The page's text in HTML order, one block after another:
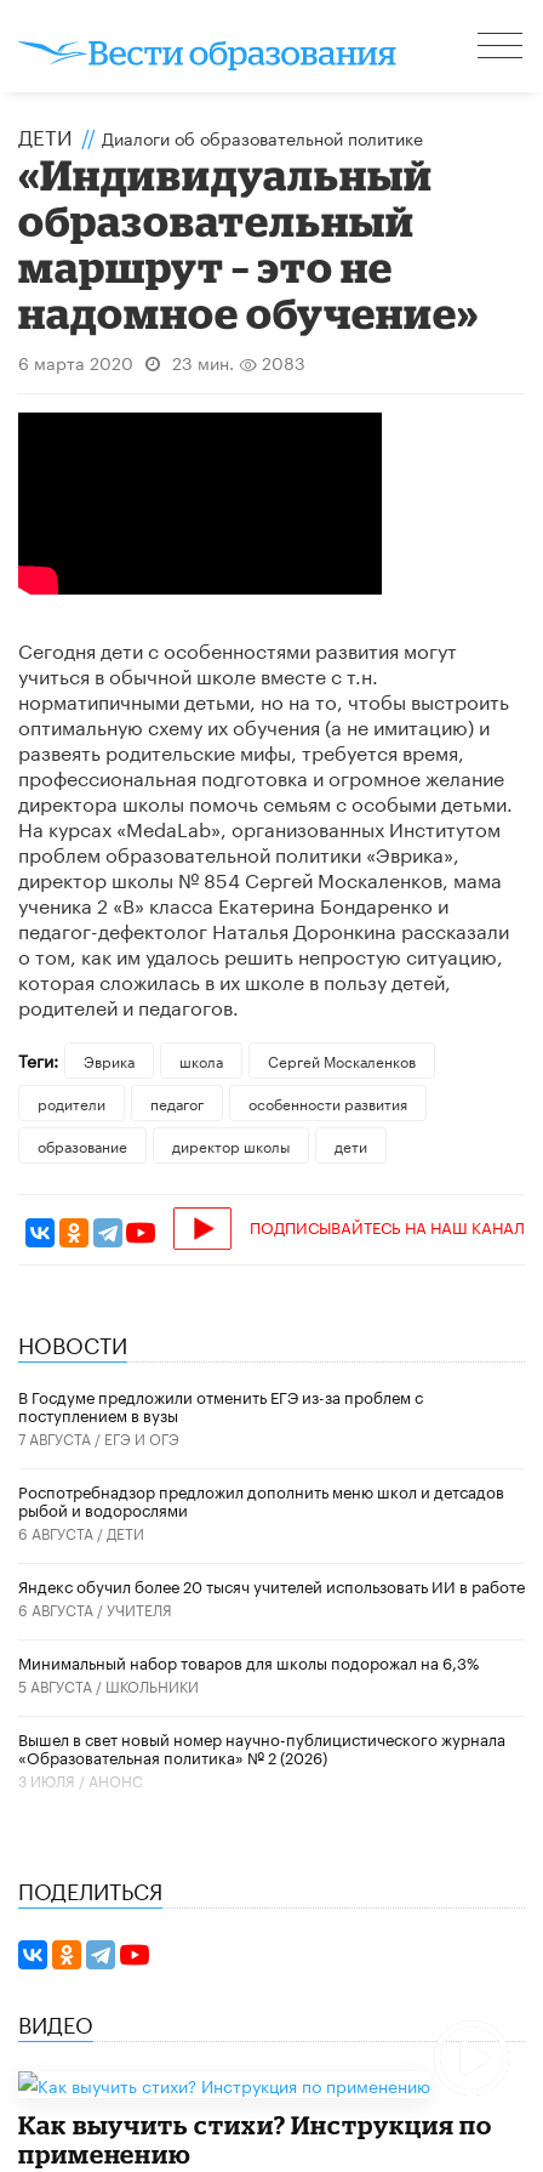
ДЕТИ // Диалоги об образовательной политике
«Индивидуальный
образовательный
маршрут – это не
надомное обучение»
6 марта 2020 23 мин. 2083
Сегодня дети с особенностями развития могут
учиться в обычной школе вместе с т.н.
норматипичными детьми, но на то, чтобы выстроить
оптимальную схему их обучения (а не имитацию) и
развеять родительские мифы, требуется время,
профессиональная подготовка и огромное желание
директора школы помочь семьям с особыми детьми.
На курсах «MedaLab», организованных Институтом
проблем образовательной политики «Эврика»,
директор школы № 854 Сергей Москаленков, мама
ученика 2 «В» класса Екатерина Бондаренко и
педагог-дефектолог Наталья Доронкина рассказали
о том, как им удалось решить непростую ситуацию,
которая сложилась в их школе в пользу детей,
родителей и педагогов.
Теги: Эврика школа
Сергей Москаленков
родители
педагог
особенности развития
образование
директор школы дети
ПОДПИСЫВАЙТЕСЬ НА НАШ КАНАЛ
НОВОСТИ
В Госдуме предложили отменить ЕГЭ из-за проблем с
поступлением в вузы
7 АВГУСТА / ЕГЭ И ОГЭ
Роспотребнадзор предложил дополнить меню школ и детсадов
рыбой и водорослями
6 АВГУСТА / ДЕТИ
​Яндекс обучил более 20 тысяч учителей использовать ИИ в работе
6 АВГУСТА /УЧИТЕЛЯ
Минимальный набор товаров для школы подорожал на 6,3%
5 АВГУСТА / ШКОЛЬНИКИ
Вышел в свет новый номер научно-публицистического журнала
«Образовательная политика» № 2 (2026)
3 ИЮЛЯ / АНОНС
ПОДЕЛИТЬСЯ
ВИДЕО
Как выучить стихи? Инструкция по
применению